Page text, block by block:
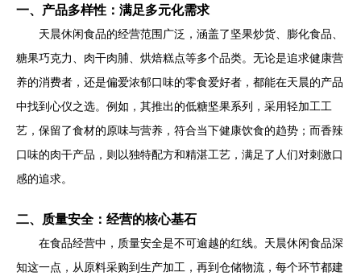
一、产品多样性：满足多元化需求
天晨休闲食品的经营范围广泛，涵盖了坚果炒货、膨化食品、
糖果巧克力、肉干肉脯、烘焙糕点等多个品类。无论是追求健康营
养的消费者，还是偏爱浓郁口味的零食爱好者，都能在天晨的产品
中找到心仪之选。例如，其推出的低糖坚果系列，采用轻加工工
艺，保留了食材的原味与营养，符合当下健康饮食的趋势；而香辣
口味的肉干产品，则以独特配方和精湛工艺，满足了人们对刺激口
感的追求。
二、质量安全：经营的核心基石
在食品经营中，质量安全是不可逾越的红线。天晨休闲食品深
知这一点，从原料采购到生产加工，再到仓储物流，每个环节都建